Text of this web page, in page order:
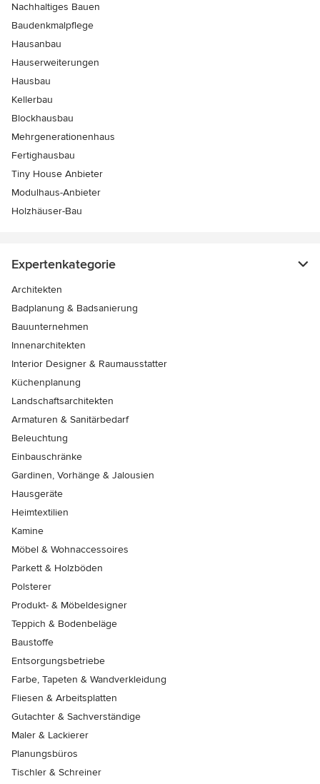
Nachhaltiges Bauen
Baudenkmalpflege
Hausanbau
Hauserweiterungen
Hausbau
Kellerbau
Blockhausbau
Mehrgenerationenhaus
Fertighausbau
Tiny House Anbieter
Modulhaus-Anbieter
Holzhäuser-Bau
Expertenkategorie
Architekten
Badplanung & Badsanierung
Bauunternehmen
Innenarchitekten
Interior Designer & Raumausstatter
Küchenplanung
Landschaftsarchitekten
Armaturen & Sanitärbedarf
Beleuchtung
Einbauschränke
Gardinen, Vorhänge & Jalousien
Hausgeräte
Heimtextilien
Kamine
Möbel & Wohnaccessoires
Parkett & Holzböden
Polsterer
Produkt- & Möbeldesigner
Teppich & Bodenbeläge
Baustoffe
Entsorgungsbetriebe
Farbe, Tapeten & Wandverkleidung
Fliesen & Arbeitsplatten
Gutachter & Sachverständige
Maler & Lackierer
Planungsbüros
Tischler & Schreiner